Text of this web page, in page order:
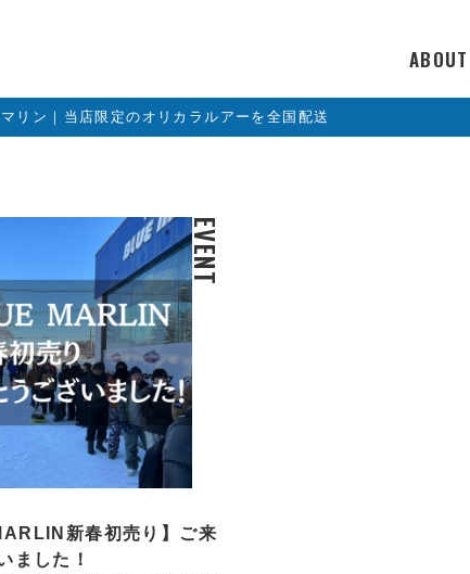
リン｜当店限定のオリカラルアーを全国配送
EVENT
新春初売り】ご来
ました！